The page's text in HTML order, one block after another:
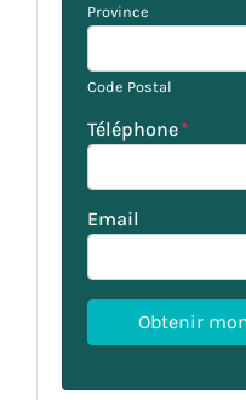
Province
Code Postal
Téléphone*
Email